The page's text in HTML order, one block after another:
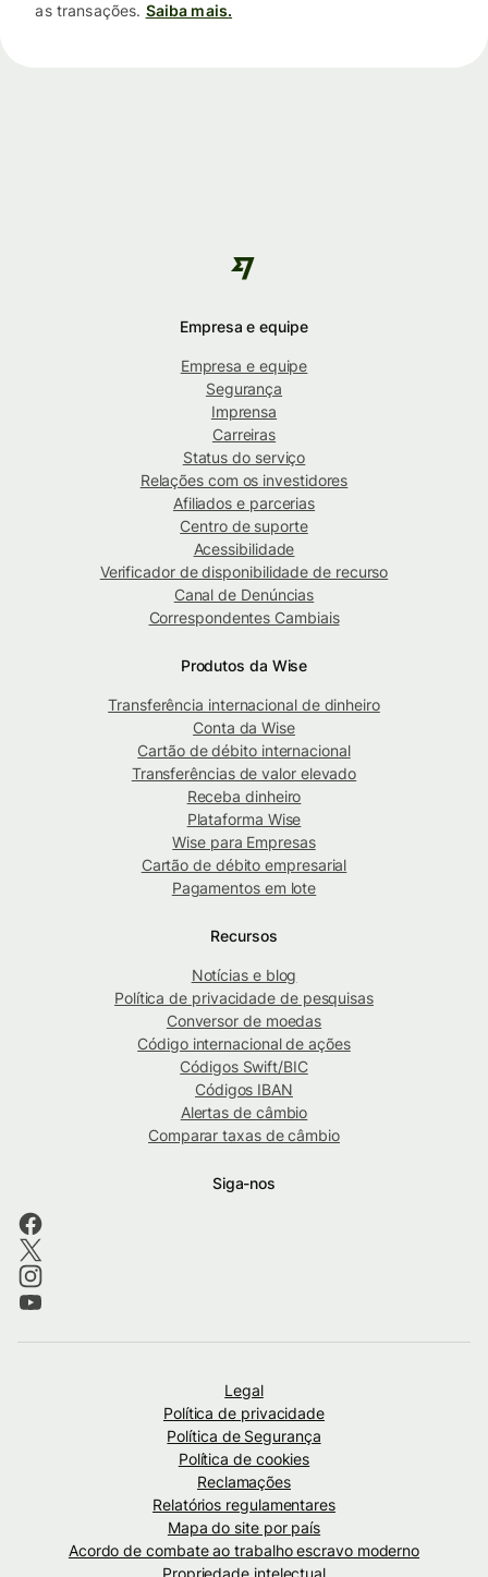
as transações. Saiba mais.
Empresa e equipe
Empresa e equipe
Segurança
Imprensa
Carreiras
Status do serviço
Relações com os investidores
Afiliados e parcerias
Centro de suporte
Acessibilidade
Verificador de disponibilidade de recurso
Canal de Denúncias
Correspondentes Cambiais
Produtos da Wise
Transferência internacional de dinheiro
Conta da Wise
Cartão de débito internacional
Transferências de valor elevado
Receba dinheiro
Plataforma Wise
Wise para Empresas
Cartão de débito empresarial
Pagamentos em lote
Recursos
Notícias e blog
Política de privacidade de pesquisas
Conversor de moedas
Código internacional de ações
Códigos Swift/BIC
Códigos IBAN
Alertas de câmbio
Comparar taxas de câmbio
Siga-nos
Legal
Política de privacidade
Política de Segurança
Política de cookies
Reclamações
Relatórios regulamentares
Mapa do site por país
Acordo de combate ao trabalho escravo moderno